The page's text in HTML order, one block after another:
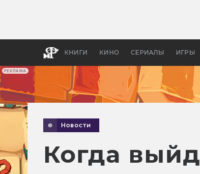
РЕКЛАМА
КНИГИ КИНО СЕРИАЛЫ ИГРЫ
Новости
Когда